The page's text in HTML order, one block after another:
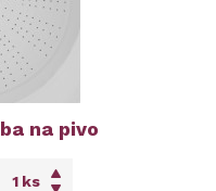
na pivo
ks